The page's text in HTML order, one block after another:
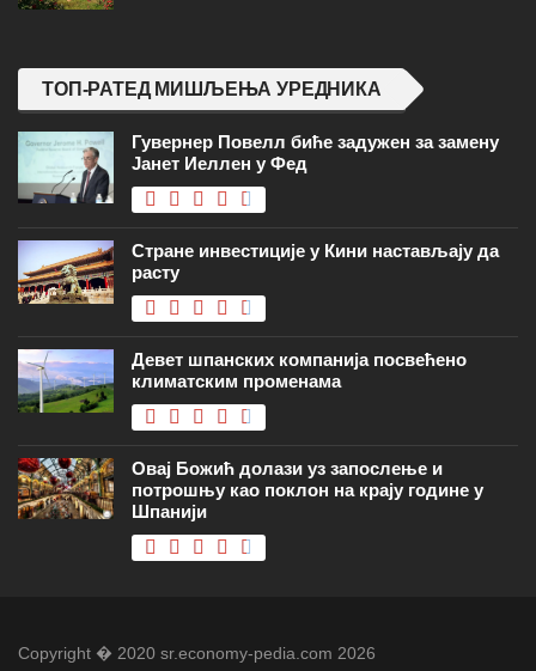
ТОП-РАТЕД МИШЉЕЊА УРЕДНИКА
Гувернер Повелл биће задужен за замену
Јанет Иеллен у Фед
Стране инвестиције у Кини настављају да
расту
Девет шпанских компанија посвећено
климатским променама
Овај Божић долази уз запослење и
потрошњу као поклон на крају године у
Шпанији
Copyright � 2020 sr.economy-pedia.com 2026